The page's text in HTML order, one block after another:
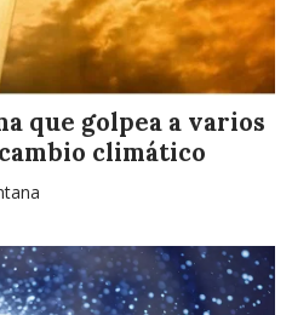
que golpea a varios
climático